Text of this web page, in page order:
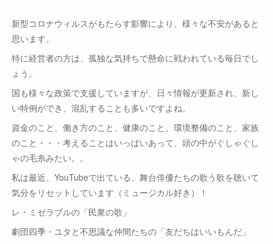
新型コロナウィルスがもたらす影響により、様々な不安があると
思います。
特に経営者の方は、孤独な気持ちで懸命に戦われている毎日でし
ょう。
国も様々な政策で支援していますが、日々情報が更新され、新し
い特例ができ、混乱することも多いですよね。
資金のこと、働き方のこと、健康のこと、環境整備のこと、家族
のこと・・・考えることはいっぱいあって、頭の中がぐしゃぐし
ゃの毛糸みたい。。
私は最近、YouTubeで出ている、舞台俳優たちの歌う歌を聴いて
気分をリセットしています（ミュージカル好き）！
レ・ミゼラブルの「民衆の歌」
劇団四季・ユタと不思議な仲間たちの「友だちはいいもんだ」